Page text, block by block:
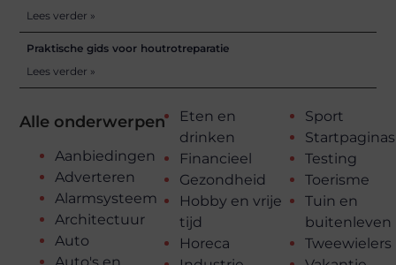
Alle onderwerpen
Aanbiedingen
Adverteren
Alarmsysteem
Architectuur
Auto
Eten en
drinken
Financieel
Gezondheid
Hobby en vrije
tijd
Horeca
Sport
Startpaginas
Testing
Toerisme
Tuin en
buitenleven
Tweewielers
Lees verder »
Praktische gids voor houtrotreparatie
Lees verder »